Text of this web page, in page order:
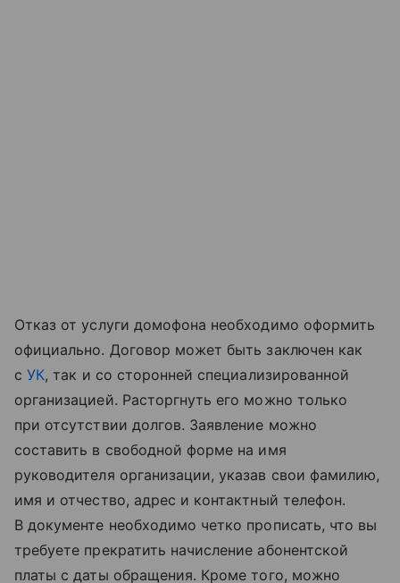
Отказ от услуги домофона необходимо оформить
официально. Договор может быть заключен как
сУК, так и со сторонней специализированной
организацией. Расторгнуть его можно только
при отсутствии долгов. Заявление можно
составить в свободной форме на имя
руководителя организации, указав свои фамилию,
имя и отчество, адрес и контактный телефон.
В документе необходимо четко прописать, что вы
требуете прекратить начисление абонентской
платы с даты обращения. Кроме того, можно